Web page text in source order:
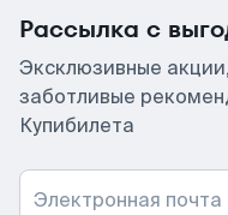
Рассылка с
Эксклюзивные
заботливые
Купибилета
Электронная почта